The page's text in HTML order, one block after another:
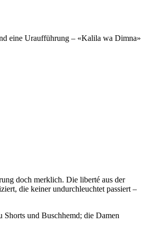
eine Uraufführung – «Kalila wa Dimna»
doch merklich. Die liberté aus der
die keiner undurchleuchtet passiert –
und Buschhemd; die Damen